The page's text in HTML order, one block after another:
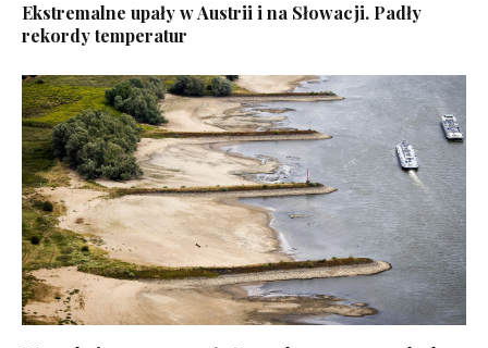
Ekstremalne upały w Austrii i na Słowacji. Padły
rekordy temperatur